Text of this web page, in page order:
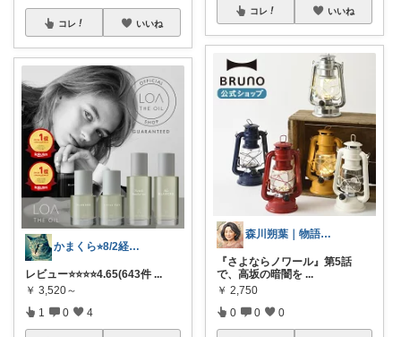
コレ いいね
かまくら⭐︎8/2経由購入感謝です
レビュー⭐️⭐️⭐️⭐️4.65(643件 ...
￥ 3,520～
1 0 4
コレ いいね
森川朔葉｜物語の余韻を暮らしへ
『さよならノワール』第5話
で、高坂の暗闇を ...
￥ 2,750
0 0 0